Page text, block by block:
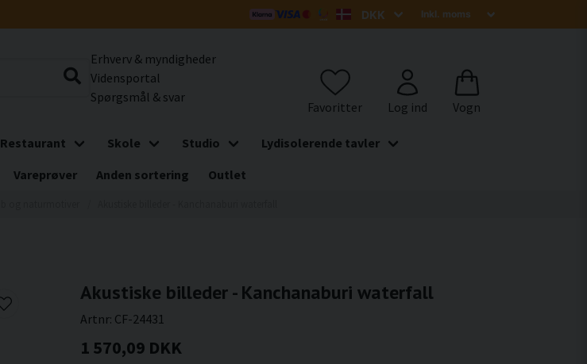
Erhverv & myndigheder
Vidensportal
Spørgsmål & svar
Restaurant Skole Studio
Lydisolerende tavler
Vareprøver Anden sortering Outlet
Akustiske billeder - Kanchanaburi waterfall
Artnr: CF-24431
1 570,09 DKK